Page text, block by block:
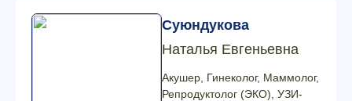
Суюндукова
Наталья Евгеньевна
Акушер, Гинеколог, Маммолог,
Репродуктолог (ЭКО), УЗИ-